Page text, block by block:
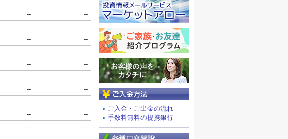
ご入金・ご出金の流れ
手数料無料の提携銀行